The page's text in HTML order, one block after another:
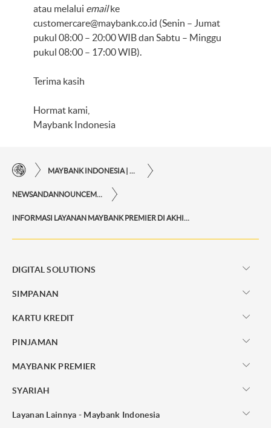
atau melalui emailke
customercare@maybank.co.id (Senin – Jumat
pukul 08:00 – 20:00 WIB dan Sabtu – Minggu
pukul 08:00 – 17:00 WIB).
Terima kasih
Hormat kami,
Maybank Indonesia
DIGITAL SOLUTIONS
SIMPANAN
KARTU KREDIT
PINJAMAN
MAYBANK PREMIER
SYARIAH
Layanan Lainnya - Maybank Indonesia